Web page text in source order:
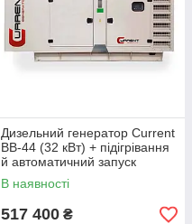
Дизельний генератор Current
ВВ-44 (32 кВт) + підігрівання
й автоматичний запуск
В наявності
517 400 ₴